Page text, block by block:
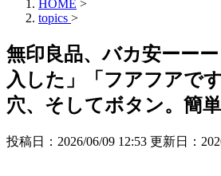
HOME >
topics >
無印良品、バカ安ーー
入した」「フアフアで
穴、そしてボタン。簡単
投稿日：2026/06/09 12:53 更新日：